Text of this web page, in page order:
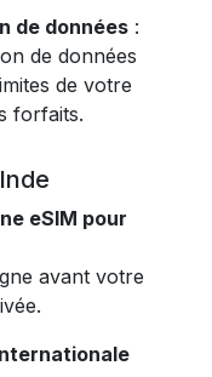
de données :
de données
de votre
forfaits.
eSIM pour
avant votre